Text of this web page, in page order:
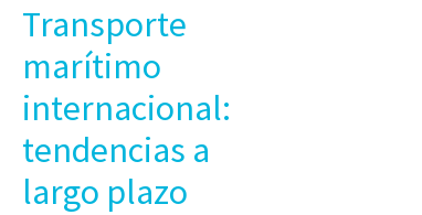
Transporte
marítimo
internacional:
tendencias a
largo plazo